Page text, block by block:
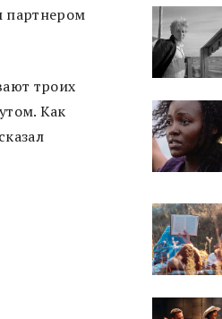
партнером
троих
Как